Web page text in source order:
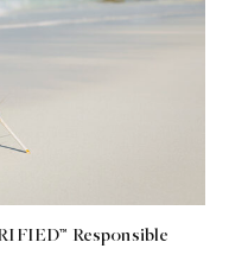
Responsible